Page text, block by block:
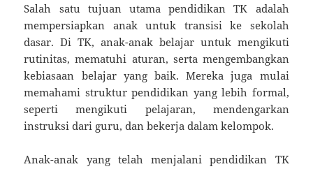
Salah satu tujuan utama pendidikan TK adalah
mempersiapkan anak untuk transisi ke sekolah
dasar. Di TK, anak-anak belajar untuk mengikuti
rutinitas, mematuhi aturan, serta mengembangkan
kebiasaan belajar yang baik. Mereka juga mulai
memahami struktur pendidikan yang lebih formal,
seperti mengikuti pelajaran, mendengarkan
instruksi dari guru, dan bekerja dalam kelompok.
Anak-anak yang telah menjalani pendidikan TK